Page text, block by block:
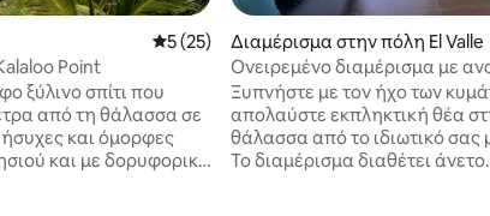
31 κριτικές
Μέση βαθμολογία: 5 στα 5, 25 κριτικές
5 (25)
Point
ξύλινο σπίτι που
από τη θάλασσα σε
ήσυχες και όμορφες
και με δορυφορική
Διαμέρισμα στην πόλη El Valle
Ονειρεμένο διαμέρισμα με
Ξυπνήστε με τον ήχο των
απολαύστε εκπληκτική θέα
θάλασσα από το ιδιωτικό σας
Το διαμέρισμα διαθέτει άνετο